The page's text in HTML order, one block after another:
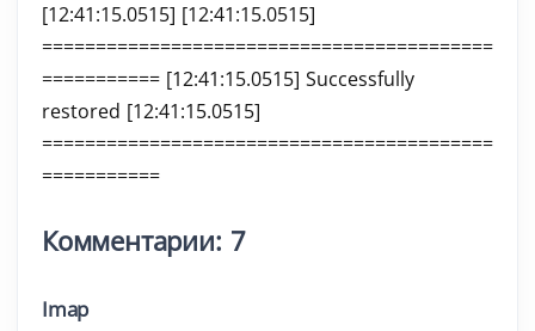
[12:41:15.0515] [12:41:15.0515]
==========================================
=========== [12:41:15.0515] Successfully
restored [12:41:15.0515]
==========================================
===========
Комментарии: 7
Imap